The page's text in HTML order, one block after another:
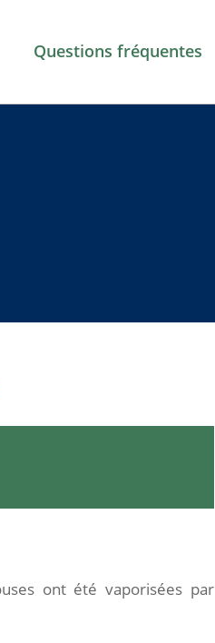
Questions fréquentes
ont été vaporisées par